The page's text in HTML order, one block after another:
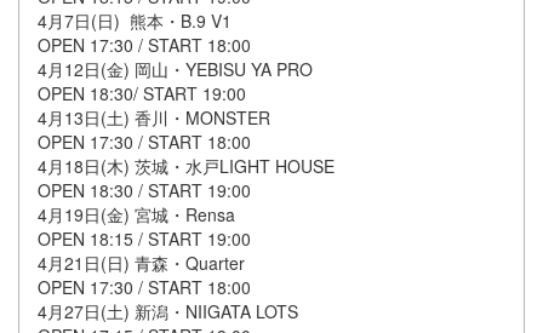
4月7日(日) 熊本・B.9 V1
OPEN 17:30 / START 18:00
4月12日(金) 岡山・YEBISU YA PRO
OPEN 18:30/ START 19:00
4月13日(土) 香川・MONSTER
OPEN 17:30 / START 18:00
4月18日(木) 茨城・水戸LIGHT HOUSE
OPEN 18:30 / START 19:00
4月19日(金) 宮城・Rensa
OPEN 18:15 / START 19:00
4月21日(日) 青森・Quarter
OPEN 17:30 / START 18:00
4月27日(土) 新潟・NIIGATA LOTS